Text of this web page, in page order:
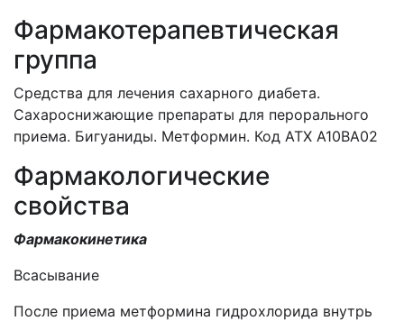
Фармакотерапевтическая
группа
Средства для лечения сахарного диабета.
Сахароснижающие препараты для перорального
приема. Бигуаниды. Метформин. Код АТХ A10BA02
Фармакологические
свойства
Фармакокинетика
Всасывание
После приема метформина гидрохлорида внутрь